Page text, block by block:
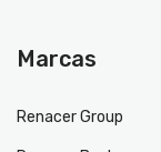
Marcas
Renacer Group